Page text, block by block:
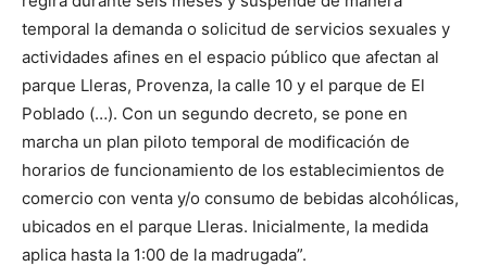
temporal la demanda o solicitud de servicios sexuales y
actividades afines en el espacio público que afectan al
parque Lleras, Provenza, la calle 10 y el parque de El
Poblado (…). Con un segundo decreto, se pone en
marcha un plan piloto temporal de modificación de
horarios de funcionamiento de los establecimientos de
comercio con venta y/o consumo de bebidas alcohólicas,
ubicados en el parque Lleras. Inicialmente, la medida
aplica hasta la 1:00 de la madrugada”.